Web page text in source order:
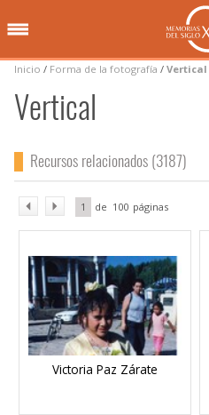
Inicio / Forma de la fotografía / Vertical
Vertical
Recursos relacionados (3187)
Victoria Paz Zárate
1 100